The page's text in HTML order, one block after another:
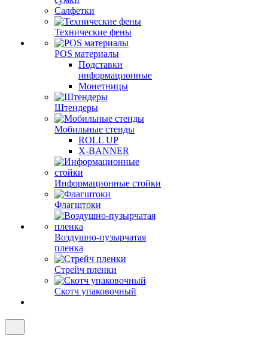
Салфетки
Технические фены
POS материалы
Подставки
информационные
Монетницы
Штендеры
Мобильные стенды
ROLL UP
X-BANNER
Информационные стойки
Флагштоки
Воздушно-пузырчатая
пленка
Стрейч пленки
Скотч упаковочный